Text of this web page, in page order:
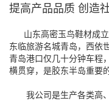
提高产品品质 创造
山东高密玉鸟鞋材成
东临旅游名城青岛，西依
青岛港口仅几十分钟车程
横贯穿，是胶东半岛重要
我公司是生产各类高、